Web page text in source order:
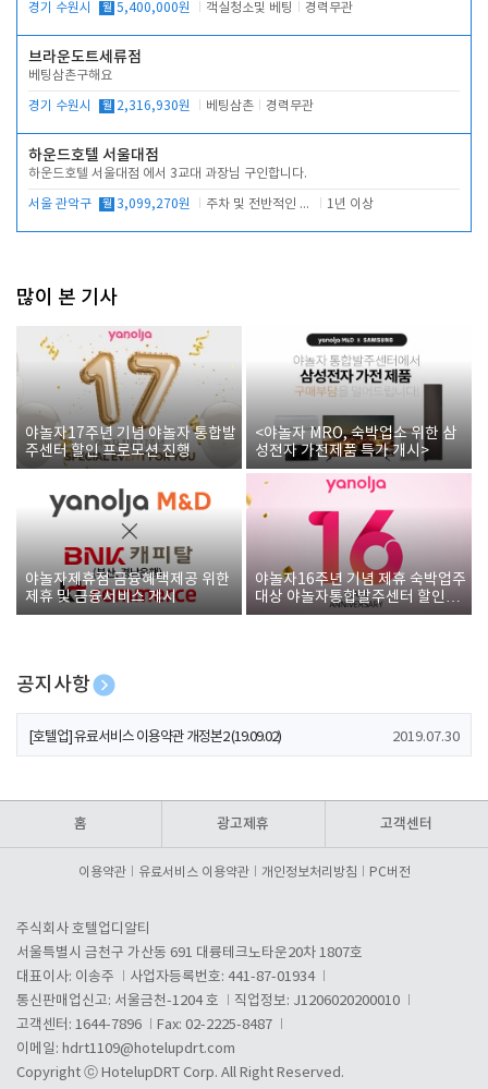
경기 수원시 월 5,400,000원 객실청소및 베팅 경력무관
브라운도트세류점
베팅삼촌구해요
경기 수원시 월 2,316,930원 베팅삼촌 경력무관
하운드호텔 서울대점
하운드호텔 서울대점 에서 3교대 과장님 구인합니다.
서울 관악구 월 3,099,270원 주차 및 전반적인 당번업무 1년 이상
많이 본 기사
야놀자17주년 기념 야놀자 통합발
주센터 할인 프로모션 진행
<야놀자 MRO, 숙박업소 위한 삼
성전자 가전제품 특가 개시>
야놀자제휴점 금융혜택제공 위한
제휴 및 금융서비스 게시
야놀자16주년 기념 제휴 숙박업주
대상 야놀자통합발주센터 할인쿠
폰 증정
공지사항
[호텔업] 개인정보 처리방침 개정본1 (19.09.02)
[호텔업] 유료서비스 이용약관 개정본2 (19.09.02) 2019.07.30
홈 광고제휴 고객센터
이용약관 유료서비스 이용약관 개인정보처리방침 PC버전
주식회사 호텔업디알티
서울특별시 금천구 가산동 691 대륭테크노타운20차 1807호
대표이사: 이송주
사업자등록번호: 441-87-01934
통신판매업신고: 서울금천-1204 호
직업정보: J1206020200010
고객센터: 1644-7896
Fax: 02-2225-8487
이메일: hdrt1109@hotelupdrt.com
Copyright ⓒ HotelupDRT Corp. All Right Reserved.